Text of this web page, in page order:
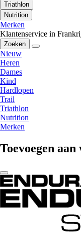
Triathlon
Nutrition
Merken
Klantenservice in
Zoeken
Nieuw
Heren
Dames
Kind
Hardlopen
Trail
Triathlon
Nutrition
Merken
Toevoegen